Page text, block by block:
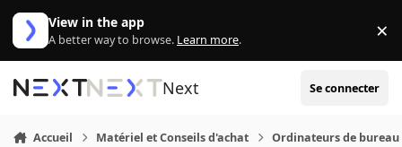
Aller au contenu
View in the app
A better way to browse. Learn more. ×
Next Se connecter
Accueil Matériel et Conseils d'achat Ordinateurs de bureau